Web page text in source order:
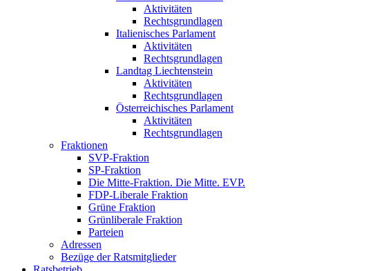
Aktivitäten
Rechtsgrundlagen
Italienisches Parlament
Aktivitäten
Rechtsgrundlagen
Landtag Liechtenstein
Aktivitäten
Rechtsgrundlagen
Österreichisches Parlament
Aktivitäten
Rechtsgrundlagen
Fraktionen
SVP-Fraktion
SP-Fraktion
Die Mitte-Fraktion. Die Mitte. EVP.
FDP-Liberale Fraktion
Grüne Fraktion
Grünliberale Fraktion
Parteien
Adressen
Bezüge der Ratsmitglieder